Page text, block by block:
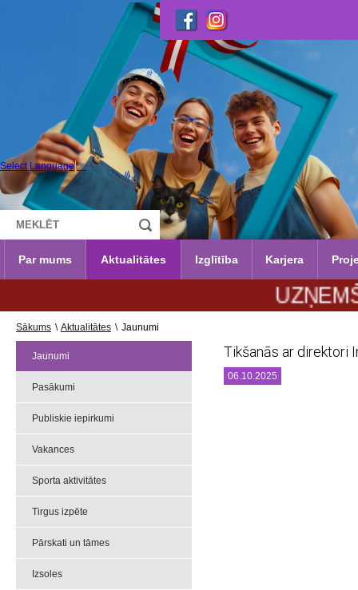
Select Language ▼
Par mums Aktualitātes Izglītība Karjera
Sākums \ Aktualitātes \ Jaunumi
Jaunumi
Pasākumi
Publiskie iepirkumi
Vakances
Sporta aktivitātes
Tirgus izpēte
Pārskati un tāmes
Izsoles
Tikšanās ar direktori
06.10.2025